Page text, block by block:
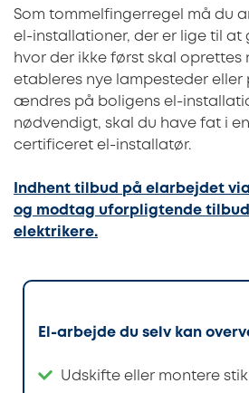
Som tommelfingerregel må du
el-installationer, der er lige til at
hvor der ikke først skal oprettes
etableres nye lampesteder eller
ændres på boligens el-
nødvendigt, skal du have fat i
certificeret el-installatør.
Indhent tilbud på elarbejdet
og modtag uforpligtende
elektrikere.
El-arbejde du selv kan
Udskifte eller montere